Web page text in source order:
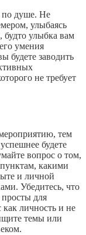
по душе. Не
улыбаясь
будто улыбка вам
умения
будете заводить
не требует
тем
будете
вопрос о том,
какими
и личной
Убедитесь, что
для
личность и не
темы или